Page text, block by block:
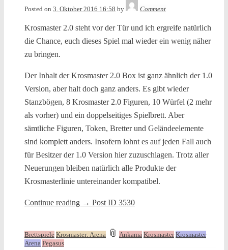
Posted on 3. Oktober 2016 16:58 by
Comment
Krosmaster 2.0 steht vor der Tür und ich ergreife natürlich
die Chance, euch dieses Spiel mal wieder ein wenig näher
zu bringen.
Der Inhalt der Krosmaster 2.0 Box ist ganz ähnlich der 1.0
Version, aber halt doch ganz anders. Es gibt wieder
Stanzbögen, 8 Krosmaster 2.0 Figuren, 10 Würfel (2 mehr
als vorher) und ein doppelseitiges Spielbrett. Aber
sämtliche Figuren, Token, Bretter und Geländeelemente
sind komplett anders. Insofern lohnt es auf jeden Fall auch
für Besitzer der 1.0 Version hier zuzuschlagen. Trotz aller
Neuerungen bleiben natürlich alle Produkte der
Krosmasterlinie untereinander kompatibel.
Continue reading → Post ID 3530
Brettspiele Krosmaster: Arena 📎 and
Ankama Krosmaster Krosmaster
Arena Pegasus